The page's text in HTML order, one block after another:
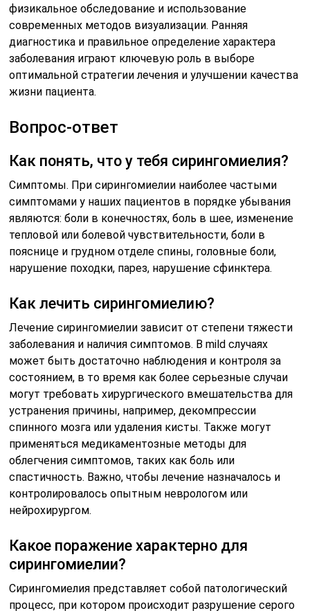
физикальное обследование и использование
современных методов визуализации. Ранняя
диагностика и правильное определение характера
заболевания играют ключевую роль в выборе
оптимальной стратегии лечения и улучшении качества
жизни пациента.
Вопрос-ответ
Как понять, что у тебя сирингомиелия?
Симптомы. При сирингомиелии наиболее частыми
симптомами у наших пациентов в порядке убывания
являются: боли в конечностях, боль в шее, изменение
тепловой или болевой чувствительности, боли в
пояснице и грудном отделе спины, головные боли,
нарушение походки, парез, нарушение сфинктера.
Как лечить сирингомиелию?
Лечение сирингомиелии зависит от степени тяжести
заболевания и наличия симптомов. В mild случаях
может быть достаточно наблюдения и контроля за
состоянием, в то время как более серьезные случаи
могут требовать хирургического вмешательства для
устранения причины, например, декомпрессии
спинного мозга или удаления кисты. Также могут
применяться медикаментозные методы для
облегчения симптомов, таких как боль или
спастичность. Важно, чтобы лечение назначалось и
контролировалось опытным неврологом или
нейрохирургом.
Какое поражение характерно для
сирингомиелии?
Сирингомиелия представляет собой патологический
процесс, при котором происходит разрушение серого